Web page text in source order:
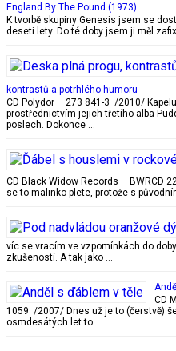
England By The Pound (1973)
K tvorbě skupiny Genesis jsem se
deseti lety. Do té doby jsem ji měl
kontrastů a potrhlého humoru
CD Polydor – 273 841-3 /2010/
prostřednictvím jejich třetího alba
poslech. Dokonce …
CD Black Widow Records – BWRCD
se to malinko plete, protože s
víc se vracím ve vzpomínkách do
zkušeností. A tak jako …
CD
1059 /2007/ Dnes už je to (čerstvě)
osmdesátých let to …